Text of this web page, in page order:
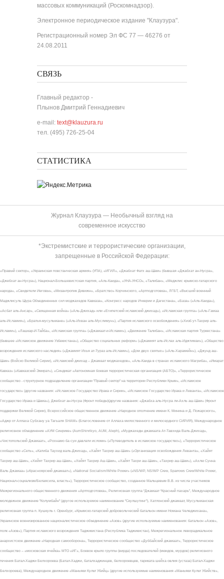
массовых коммуникаций (Роскомнадзор).
Электронное периодическое издание "Клаузура".
Регистрационный номер Эл ФС 77 — 46276 от
24.08.2011
СВЯЗЬ
Главный редактор -
Плынов Дмитрий Геннадиевич
e-mail: text@klauzura.ru
тел. (495) 726-25-04
СТАТИСТИКА
Журнал Клаузура — Необычный взгляд на
современное искусство
*Экстремистские и террористические организации,
запрещенные в Российской Федерации:
«Правый сектор», «Украинская повстанческая армия» (УПА), «ИГИЛ», «Джабхат Фатх аш-Шам» (бывшая «Джабхат ан-Нусра»,
«Джебхат ан-Нусра»), Национал-Большевистская партия, «Аль-Каида», «УНА-УНСО», «Талибан», «Меджлис крымско-татарского
народа», «Свидетели Иеговы», «Мизантропик Дивижн», «Братство» Корчинского, «Артподготовка», ЛГБТ, «Высший военный
Маджлисуль Шура Объединенных сил моджахедов Кавказа», «Конгресс народов Ичкерии и Дагестана», «База» («Аль-Каида»),
«Асбат аль-Ансар», «Священная война» («Аль-Джихад» или «Египетский исламский джихад»), «Исламская группа» («Аль-Гамаа
аль-Исламия»), «Братья-мусульмане» («Аль-Ихван аль-Муслимун»), «Партия исламского освобождения» («Хизб ут-Тахрир аль-
Ислами»), «Лашкар-И-Тайба», «Исламская группа» («Джамаат-и-Ислами»), «Движение Талибан», «Исламская партия Туркестана»
(бывшее «Исламское движение Узбекистана»), «Общество социальных реформ» («Джамият аль-Ислах аль-Иджтимаи»), «Общество
возрождения исламского наследия» («Джамият Ихья ат-Тураз аль-Ислами»), «Дом двух святых» («Аль-Харамейн»), «Джунд аш-
Шам» (Войско Великой Сирии), «Исламский джихад – Джамаат моджахедов», «Аль-Каида в странах исламского Магриба», «Имарат
Кавказ» («Кавказский Эмират»), «Синдикат «Автономная боевая террористическая организация (АБТО)», «Террористическое
сообщество - структурное подразделение организации "Правый сектор" на территории Республики Крым», «Исламское
государство» (другие названия: «Исламское Государство Ирака и Сирии», «Исламское Государство Ирака и Леванта», «Исламское
Государство Ирака и Шама»), Джебхат ан-Нусра (Фронт победы)(другие названия: «Джабха аль-Нусра ли-Ахль аш-Шам» (Фронт
поддержки Великой Сирии), Всероссийское общественное движение «Народное ополчение имени К. Минина и Д. Пожарского»,
«Аджр от Аллаха Субхану уа Тагьаля SHAM» (Благословение от Аллаха милоственного и милосердного СИРИЯ), Международное
религиозное объединение «АУМ Синрике» (AumShinrikyo, AUM, Aleph), «Муджахеды джамаата Ат-Тавхида Валь-Джихад»,
«Чистопольский Джамаат», «Рохнамо ба суи давлати исломи» («Путеводитель в исламское государство»), «Террористическое
сообщество «Сеть», «Катиба Таухид валь-Джихад», «Хайят Тахрир аш-Шам» («Организация освобождения Леванта», «Хайят
Тахрир аш-Шам», «Хейят Тахрир аш-Шам», «Хейят Тахрир Аш-Шам», «Хайят Тахри аш-Шам», «Тахрир аш-Шам»), «Ахлю Сунна
Валь Джамаа» («Красноярский джамаат»), «National Socialism/White Power» («NS/WP, NS/WP Crew, Sparrows Crew/White Power,
Национал-социализм/Белаясила, власть»), Террористическое сообщество, созданное Мальцевым В.В. из числа участников
Межрегионального общественного движения «Артподготовка», Религиозная группа “Джамаат “Красный пахарь”, Международное
молодежное движение "Колумбайн" (другое используемое наименование "Скулшутинг"), Хатлонский джамаат, Мусульманская
религиозная группа п. Кушкуль г. Оренбург, «Крымско-татарский добровольческий батальон имени Номана Челеджихана»,
Украинское военизированное националистическое объединение «Азов» (другие используемые наименования: батальон «Азов»,
полк «Азов»), Партия исламского возрождения Таджикистана (Республика Таджикистан), Межрегиональное леворадикальное
анархистское движение «Народная самооборона», Террористическое сообщество «Дуббайский джамаат», Террористическое
сообщество – «московская ячейка» МТО «ИГ», Боевое крыло группы (вирда) последователей (мюидов, мурдов) религиозного
течения Батал-Хаджи Белхороева (Батал-Хаджи, баталхаджинцев, белхороевцев, тариката шейха овлия (устаза) Батал-Хаджи
Белхороева), Международное движение «Маньяки Культ Убийц» (другие используемые наименования «Маньяки Культ Убийств»,